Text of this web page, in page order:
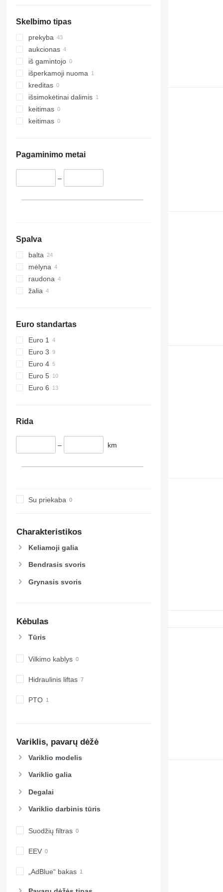
Skelbimo tipas
prekyba
aukcionas
iš gamintojo
išperkamoji nuoma
kreditas
išsimokėtinai dalimis
keitimas
keitimas
Pagaminimo metai
–
Spalva
balta
mėlyna
raudona
žalia
Euro standartas
Euro 1
Euro 3
Euro 4
Euro 5
Euro 6
Rida
– km
Su priekaba
Charakteristikos
Keliamoji galia
Bendrasis svoris
Grynasis svoris
Kėbulas
Tūris
Vilkimo kablys
Hidraulinis liftas
PTO
Variklis, pavarų dėžė
Variklio modelis
Variklio galia
Degalai
Variklio darbinis tūris
Suodžių filtras
EEV
„AdBlue“ bakas